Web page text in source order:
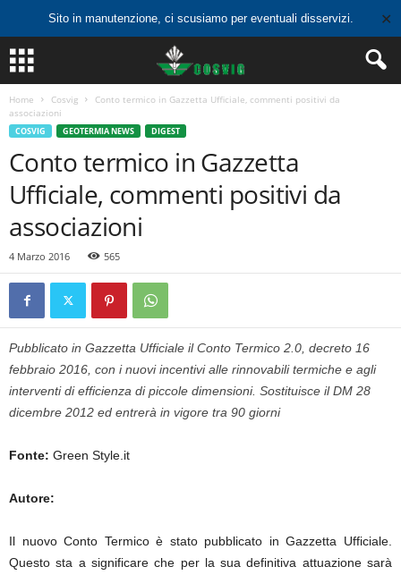
Sito in manutenzione, ci scusiamo per eventuali disservizi. ✕
Home Cosvig
Conto termico in Gazzetta Ufficiale, commenti positivi da
associazioni
COSVIG GEOTERMIA NEWS DIGEST
Conto termico in Gazzetta
Ufficiale, commenti positivi da
associazioni
4 Marzo 2016 565
Pubblicato in Gazzetta Ufficiale il Conto Termico 2.0, decreto 16
febbraio 2016, con i nuovi incentivi alle rinnovabili termiche e agli
interventi di efficienza di piccole dimensioni. Sostituisce il DM 28
dicembre 2012 ed entrerà in vigore tra 90 giorni
Fonte: Green Style.it
Autore:
Il nuovo Conto Termico è stato pubblicato in Gazzetta Ufficiale.
Questo sta a significare che per la sua definitiva attuazione sarà